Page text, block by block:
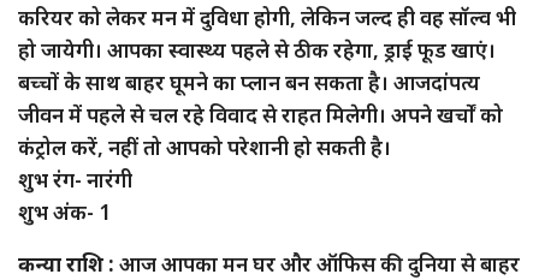
करियर को लेकर मन में दुविधा होगी, लेकिन जल्द ही वह सॉल्व भी
हो जायेगी। आपका स्वास्थ्य पहले से ठीक रहेगा, ड्राई फूड खाएं।
बच्चों के साथ बाहर घूमने का प्लान बन सकता है। आजदांपत्य
जीवन में पहले से चल रहे विवाद से राहत मिलेगी। अपने खर्चों को
कंट्रोल करें, नहीं तो आपको परेशानी हो सकती है।
शुभ रंग- नारंगी
शुभ अंक- 1
कन्या राशि : आज आपका मन घर और ऑफिस की दुनिया से बाहर